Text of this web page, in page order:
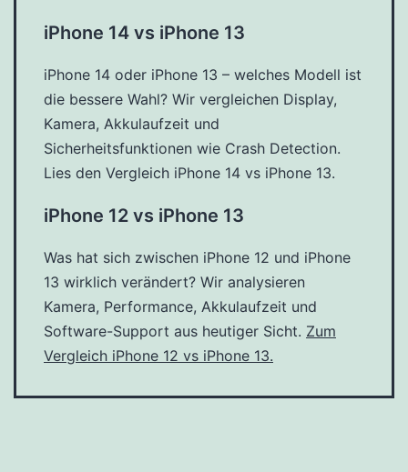
iPhone 14 vs iPhone 13
iPhone 14 oder iPhone 13 – welches Modell ist
die bessere Wahl? Wir vergleichen Display,
Kamera, Akkulaufzeit und
Sicherheitsfunktionen wie Crash Detection.
Lies den Vergleich iPhone 14 vs iPhone 13.
iPhone 12 vs iPhone 13
Was hat sich zwischen iPhone 12 und iPhone
13 wirklich verändert? Wir analysieren
Kamera, Performance, Akkulaufzeit und
Software-Support aus heutiger Sicht. Zum
Vergleich iPhone 12 vs iPhone 13.